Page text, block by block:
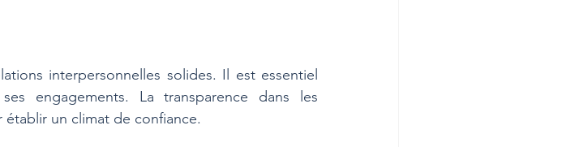
interpersonnelles solides. Il est essentiel
engagements. La transparence dans les
un climat de confiance.